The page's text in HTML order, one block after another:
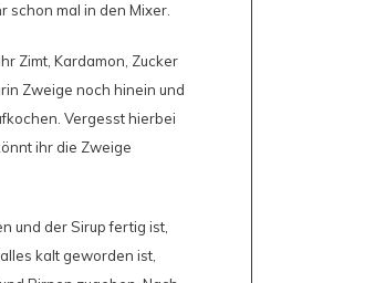
schon mal in den Mixer.
Zimt, Kardamon, Zucker
Zweige noch hinein und
Vergesst hierbei
ihr die Zweige
und der Sirup fertig ist,
kalt geworden ist,